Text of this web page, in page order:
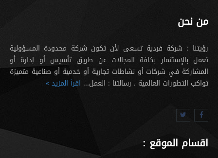
من نحن
رؤيتنا : شركة فردية تسعى لأن تكون شركة محدودة المسؤولية
تعمل بالإستثمار بكافة المجالات عن طريق تأسيس أو إدارة أو
المشاركة في شركات أو نشاطات تجارية أو خدمية أو صناعية متميزة
تواكب التطورات العالمية . رسالتنا : العمل... اقرأ المزيد »
اقسام الموقع :